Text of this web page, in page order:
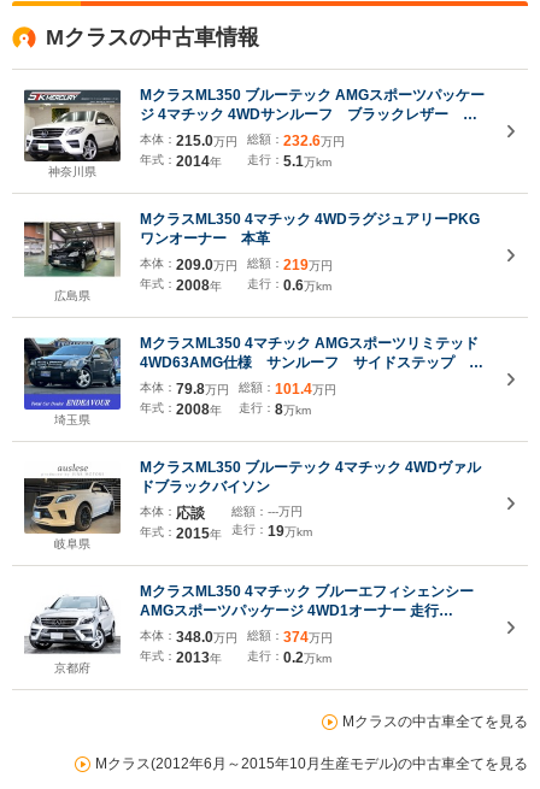
Mクラスの中古車情報
神奈川県
MクラスML350 ブルーテック AMGスポーツパッケー
ジ 4マチック 4WDサンルーフ ブラックレザー シ
ートヒーター 純正ナビ 地デジ 360度カメラ
Bluetooth ETC プレセーフブレーキ ACC ブラ
インドスポット オートテールゲート
本体： 215.0万円
年式： 2014年
総額： 232.6万円
走行： 5.1万km
広島県
MクラスML350 4マチック 4WDラグジュアリーPKG
ワンオーナー 本革
本体： 209.0万円
年式： 2008年
総額： 219万円
走行： 0.6万km
埼玉県
MクラスML350 4マチック AMGスポーツリミテッド
4WD63AMG仕様 サンルーフ サイドステップ 後
席モニター 474ペリドットブラウンナビ Bカメ
ラ ハーフレザー Pバックドア 禁煙 HID ETC
本体： 79.8万円
年式： 2008年
総額： 101.4万円
走行： 8万km
岐阜県
MクラスML350 ブルーテック 4マチック 4WDヴァル
ドブラックバイソン
本体： 応談
年式： 2015年
総額： ---万円
走行： 19万km
京都府
MクラスML350 4マチック ブルーエフィシェンシー
AMGスポーツパッケージ 4WD1オーナー 走行
2000km AMGスポーツパッケージ コンフォートパッ
ケージ ルーフレール 19インチAW 360度カメラ ブラ
ックレザーシート シートヒーター クルーズコントロ
ール パークセンサー
本体： 348.0万円
年式： 2013年
総額： 374万円
走行： 0.2万km
Mクラスの中古車全てを見る
Mクラス(2012年6月～2015年10月生産モデル)の中古車全てを見る